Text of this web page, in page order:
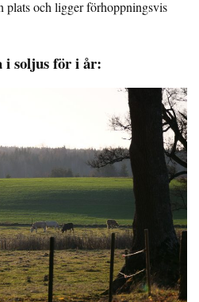
plats och ligger förhoppningsvis
i soljus för i år: